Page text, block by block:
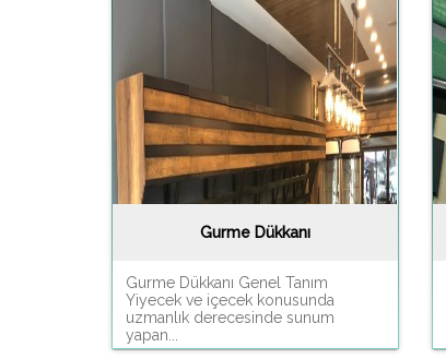
Gurme Dükkanı
Gurme Dükkanı Genel Tanım
Yiyecek ve içecek konusunda
uzmanlık derecesinde sunum
yapan...